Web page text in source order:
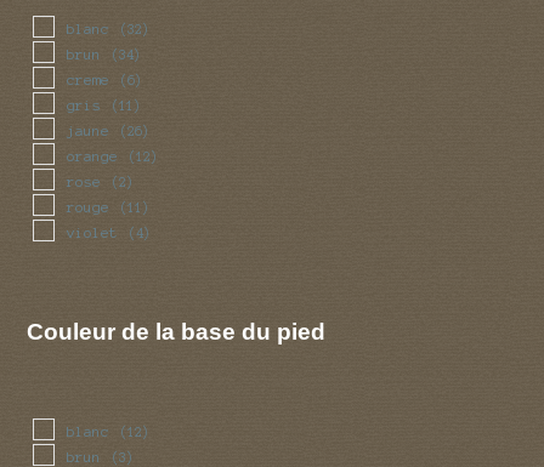
blanc (32)
brun (34)
creme (6)
gris (11)
jaune (26)
orange (12)
rose (2)
rouge (11)
violet (4)
Couleur de la base du pied
blanc (12)
brun (3)